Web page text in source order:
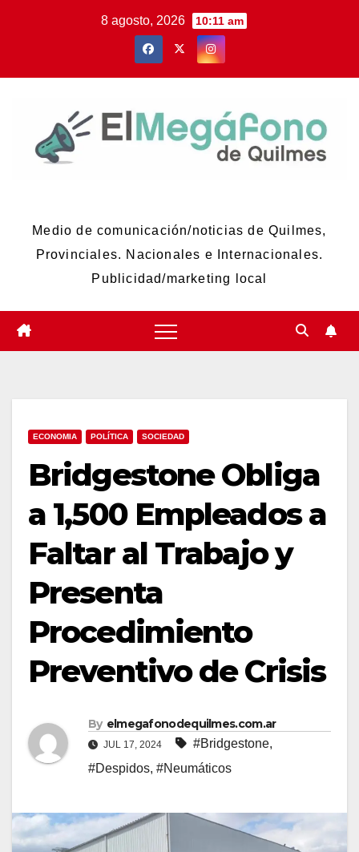
8 agosto, 2026 10:11 am
Medio de comunicación/noticias de Quilmes,
Provinciales. Nacionales e Internacionales.
Publicidad/marketing local
ECONOMIA POLÍTICA SOCIEDAD
Bridgestone Obliga
a 1,500 Empleados a
Faltar al Trabajo y
Presenta
Procedimiento
Preventivo de Crisis
By elmegafonodequilmes.com.ar
JUL 17, 2024 #Bridgestone,
#Despidos, #Neumáticos